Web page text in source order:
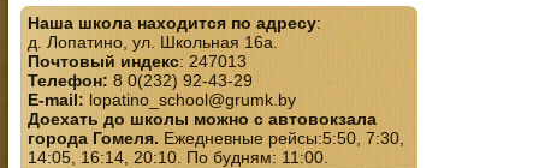
Наша школа находится по адресу:
д. Лопатино, ул. Школьная 16а.
Почтовый индекс: 247013
Телефон:8 0(232) 92-43-29
E-mail:lopatino_school@grumk.by
Доехать до школы можно с автовокзала
города Гомеля. Ежедневные рейсы:5:50, 7:30,
14:05, 16:14, 20:10. По будням: 11:00.